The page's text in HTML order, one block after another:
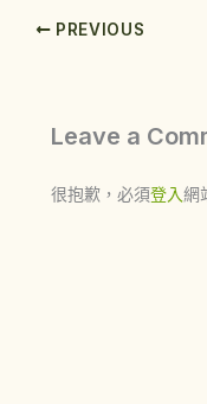
PREVIOUS
Leave a
很抱歉，必須登入網